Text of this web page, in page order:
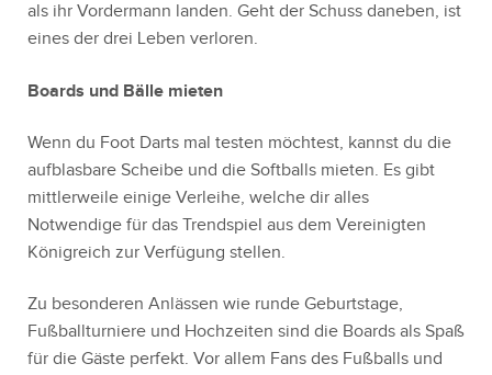
als ihr Vordermann landen. Geht der Schuss daneben, ist
eines der drei Leben verloren.
Boards und Bälle mieten
Wenn du Foot Darts mal testen möchtest, kannst du die
aufblasbare Scheibe und die Softballs mieten. Es gibt
mittlerweile einige Verleihe, welche dir alles
Notwendige für das Trendspiel aus dem Vereinigten
Königreich zur Verfügung stellen.
Zu besonderen Anlässen wie runde Geburtstage,
Fußballturniere und Hochzeiten sind die Boards als Spaß
für die Gäste perfekt. Vor allem Fans des Fußballs und